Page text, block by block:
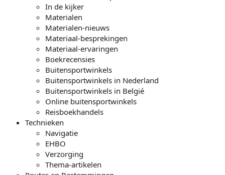
In de kijker
Materialen
Materialen-nieuws
Materiaal-besprekingen
Materiaal-ervaringen
Boekrecensies
Buitensportwinkels
Buitensportwinkels in Nederland
Buitensportwinkels in Belgié
Online buitensportwinkels
Reisboekhandels
Technieken
Navigatie
EHBO
Verzorging
Thema-artikelen